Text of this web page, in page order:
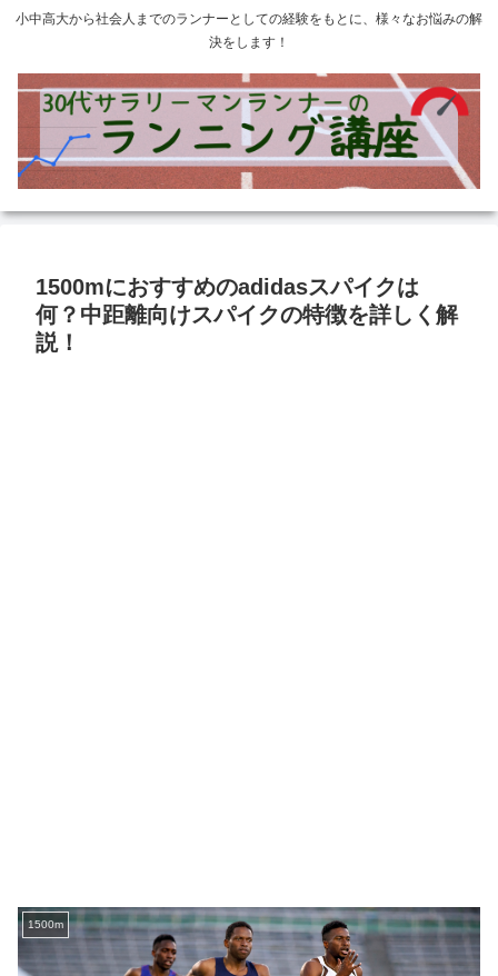
小中高大から社会人までのランナーとしての経験をもとに、様々なお悩みの解
決をします！
1500mにおすすめのadidasスパイクは
何？中距離向けスパイクの特徴を詳しく解
説！
1500m